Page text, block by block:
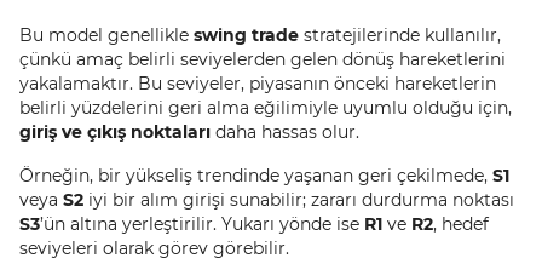
Bu model genellikle swing trade stratejilerinde kullanılır,
çünkü amaç belirli seviyelerden gelen dönüş hareketlerini
yakalamaktır. Bu seviyeler, piyasanın önceki hareketlerin
belirli yüzdelerini geri alma eğilimiyle uyumlu olduğu için,
giriş ve çıkış noktaları daha hassas olur.
Örneğin, bir yükseliş trendinde yaşanan geri çekilmede, S1
veya S2 iyi bir alım girişi sunabilir; zararı durdurma noktası
S3’ün altına yerleştirilir. Yukarı yönde ise R1 ve R2, hedef
seviyeleri olarak görev görebilir.